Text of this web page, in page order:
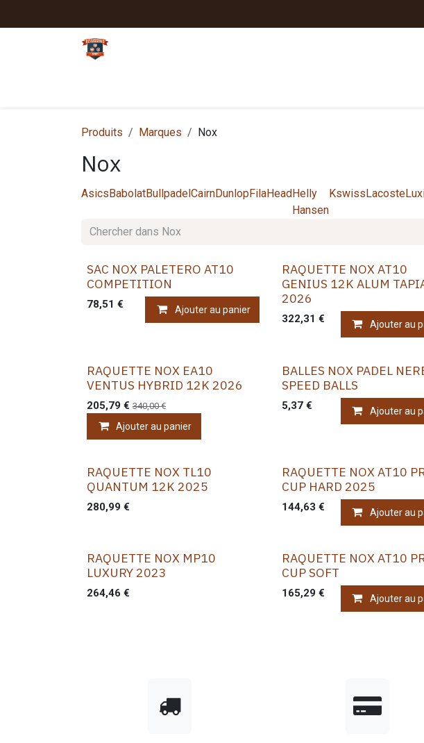
Produits Marques Nox
Nox
AsicsBabolatBullpadelCairnDunlopFilaHeadHelly
Hansen
KswissLacoste
SAC NOX PALETERO AT10
COMPETITION
78,51 € Ajouter au panier
RAQUETTE NOX AT10
GENIUS 12K ALUM
2026
322,31 € Ajouter au
RAQUETTE NOX EA10
VENTUS HYBRID 12K 2026
205,79 € 340,00€
Ajouter au panier
BALLES NOX PADEL
SPEED BALLS
5,37 € Ajouter au
RAQUETTE NOX TL10
QUANTUM 12K 2025
280,99 €
RAQUETTE NOX AT10
CUP HARD 2025
144,63 € Ajouter au
RAQUETTE NOX MP10
LUXURY 2023
264,46 €
RAQUETTE NOX AT10
CUP SOFT
165,29 € Ajouter au